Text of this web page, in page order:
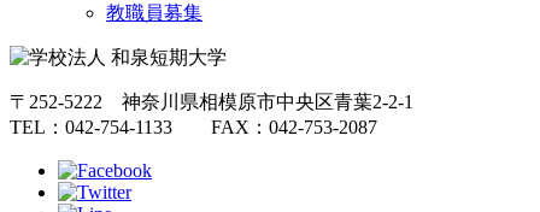
教職員募集
〒252-5222 神奈川県相模原市中央区青葉2-2-1
TEL：042-754-1133 FAX：042-753-2087